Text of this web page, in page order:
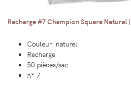
Recharge #7 Champion Square Natural
Couleur: naturel
Recharge
50 pièces/sac
n° 7